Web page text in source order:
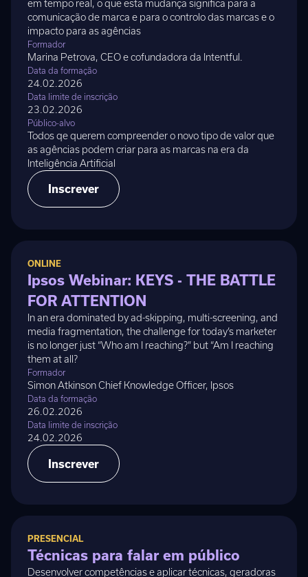
em tempo real, o que esta mudança significa para a
comunicação de marca e para o controlo das marcas e o
impacto para as agências
Formador
Marina Petrova, CEO e cofundadora da Intentful.
Data da formação
24.02.2026
Data limite de inscrição
23.02.2026
Público-alvo
Todos qe querem compreender o novo tipo de valor que
as agências podem criar para as marcas na era da
Inteligência Artificial
Inscrever
ONLINE
Ipsos Webinar: KEYS - THE BATTLE
FOR ATTENTION
In an era dominated by ad-skipping, multi-screening, and
media fragmentation, the challenge for today’s marketer
is no longer just “Who am I reaching?” but “Am I reaching
them at all?
Formador
Simon Atkinson Chief Knowledge Officer, Ipsos
Data da formação
26.02.2026
Data limite de inscrição
24.02.2026
Inscrever
PRESENCIAL
Técnicas para falar em público
Desenvolver competências e aplicar técnicas, geradoras